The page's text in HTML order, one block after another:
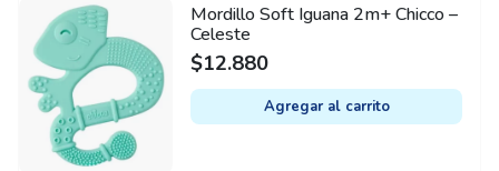
Mordillo Soft Iguana 2m+ Chicco –
Celeste
$12.880
Agregar al carrito